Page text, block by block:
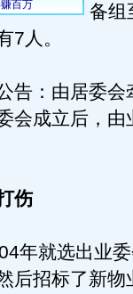
备组
7人。
：由居委会
会成立后，由
伤
就选出业委
后招标了新物